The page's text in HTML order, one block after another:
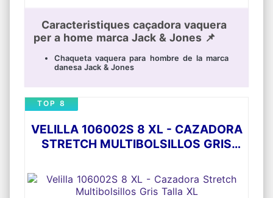
Caracteristiques caçadora vaquera
per a home marca Jack & Jones 📌
Chaqueta vaquera para hombre de la marca
danesa Jack & Jones
VELILLA 106002S 8 XL - CAZADORA
STRETCH MULTIBOLSILLOS GRIS
TOP 8